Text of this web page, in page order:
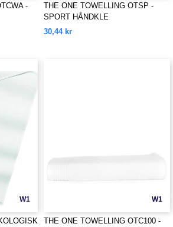
-
THE ONE TOWELLING OTSP -
SPORT HÅNDKLE
30,44 kr
W1 W1
THE ONE TOWELLING OTC100 -